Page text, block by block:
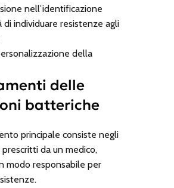
nell’identificazione
di individuare resistenze agli
della
delle
batteriche
principale consiste negli
da un medico,
modo responsabile per